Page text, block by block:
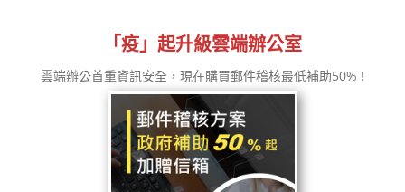
「疫」起升級雲端辦公室
雲端辦公首重資訊安全，現在購買郵件稽核最低補助50% !